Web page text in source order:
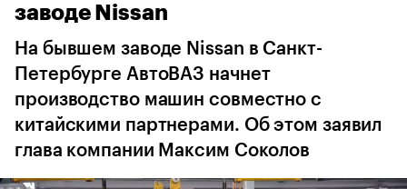
заводе Nissan
На бывшем заводе Nissan в Санкт-
Петербурге АвтоВАЗ начнет
производство машин совместно с
китайскими партнерами. Об этом заявил
глава компании Максим Соколов